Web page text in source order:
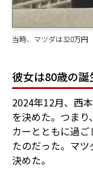
当時、マツダは320万円
彼女は80歳の
2024年12月、西
を決めた。つま
カーとともに過
たのだった。マ
決めた。